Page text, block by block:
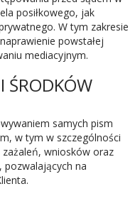
posiłkowego, jak
W tym zakresie
powstałej
mediacyjnym.
ŚRODKÓW
samych pism
w tym w szczególności
wniosków oraz
pozwalających na